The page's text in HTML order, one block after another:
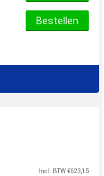
Bestellen
Incl. BTW €623,15